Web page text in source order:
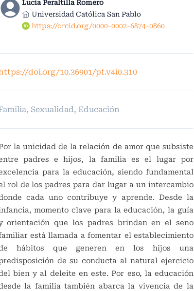
Lucía Peraltilla Romero
Universidad Católica San Pablo
https://orcid.org/0000-0002-6874-0860
doi.org/10.36901/pf.v4i0.310
Sexualidad, Educación
la unicidad de la relación de amor que subsiste
padres e hijos, la familia es el lugar por
para la educación, siendo fundamental
rol de los padres para dar lugar a un intercambio
cada uno contribuye y aprende. Desde la
momento clave para la educación, la guía
orientación que los padres brindan en el seno
está llamada a fomentar el establecimiento
hábitos que generen en los hijos una
de su conducta al natural ejercicio
bien y al deleite en este. Por eso, la educación
la familia también abarca la vivencia de la